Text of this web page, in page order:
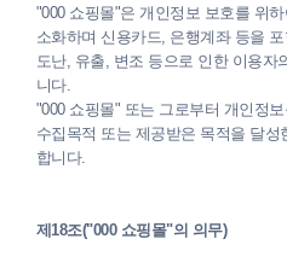
"000 쇼핑몰"은 개인정보 보호를 위
소화하며 신용카드, 은행계좌 등을
도난, 유출, 변조 등으로 인한 이용자
니다.
"000 쇼핑몰" 또는 그로부터 개인정
수집목적 또는 제공받은 목적을 달
합니다.
제18조("000 쇼핑몰"의 의무)